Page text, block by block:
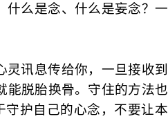
什么是念、什么是妄念？一
讯息传给你，一旦接收到
能脱胎换骨。守住的方法也
守护自己的心念，不要让本